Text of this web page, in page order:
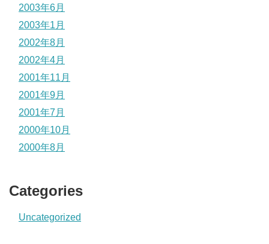
2003年6月
2003年1月
2002年8月
2002年4月
2001年11月
2001年9月
2001年7月
2000年10月
2000年8月
Categories
Uncategorized